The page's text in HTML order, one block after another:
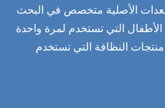
الأصلية متخصص في البحث
التي تستخدم لمرة واحدة
النظافة التي تستخدم